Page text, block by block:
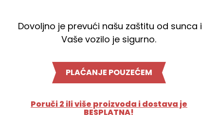
Dovoljno je prevući našu zaštitu od sunca i
Vaše vozilo je sigurno.
PLAĆANJE POUZEĆEM
Poruči 2 ili više proizvoda i dostava je
BESPLATNA!